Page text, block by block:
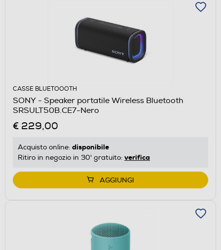
CASSE BLUETOOOTH
SONY - Speaker portatile Wireless Bluetooth
SRSULT50B.CE7-Nero
€ 229,00
Acquisto online: disponibile
Ritiro in negozio in 30' gratuito: verifica
AGGIUNGI